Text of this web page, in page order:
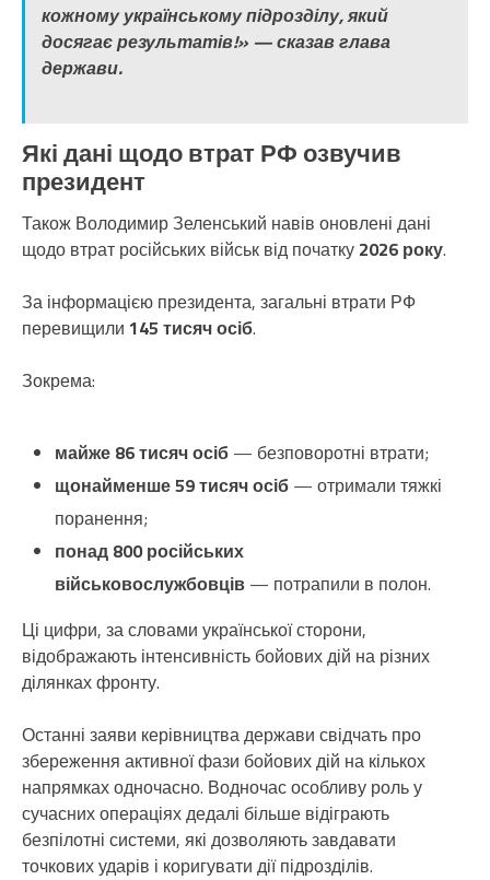
кожному українському підрозділу, який
досягає результатів!» — сказав глава
держави.
Які дані щодо втрат РФ озвучив
президент
Також Володимир Зеленський навів оновлені дані
щодо втрат російських військ від початку 2026 року.
За інформацією президента, загальні втрати РФ
перевищили 145 тисяч осіб.
Зокрема:
майже 86 тисяч осіб — безповоротні втрати;
щонайменше 59 тисяч осіб — отримали тяжкі
поранення;
понад 800 російських
військовослужбовців — потрапили в полон.
Ці цифри, за словами української сторони,
відображають інтенсивність бойових дій на різних
ділянках фронту.
Останні заяви керівництва держави свідчать про
збереження активної фази бойових дій на кількох
напрямках одночасно. Водночас особливу роль у
сучасних операціях дедалі більше відіграють
безпілотні системи, які дозволяють завдавати
точкових ударів і коригувати дії підрозділів.